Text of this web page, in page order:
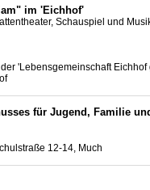
im 'Eichhof'
Schauspiel und
'Lebensgemeinschaft Eichhof
für Jugend, Familie
12-14, Much